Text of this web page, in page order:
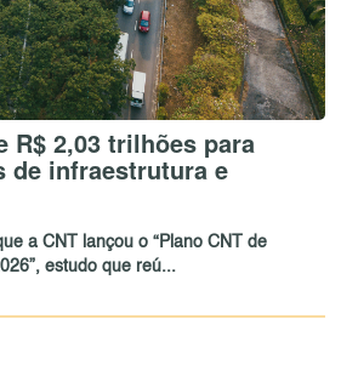
R$ 2,03 trilhões para
de infraestrutura e
a CNT lançou o “Plano CNT de
estudo que reú...